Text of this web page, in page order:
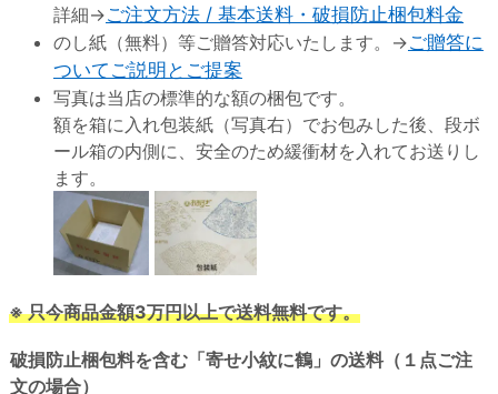
詳細→ご注文方法 / 基本送料・破損防止梱包料金
のし紙（無料）等ご贈答対応いたします。→ご贈答に
ついてご説明とご提案
写真は当店の標準的な額の梱包です。
額を箱に入れ包装紙（写真右）でお包みした後、段ボ
ール箱の内側に、安全のため緩衝材を入れてお送りし
ます。
※ 只今商品金額3万円以上で送料無料です。
破損防止梱包料を含む「寄せ小紋に鶴」の送料（１点ご注
文の場合）